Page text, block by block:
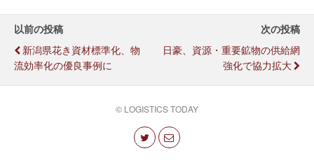
以前の投稿
新潟県花き資材標準化、物
流効率化の優良事例に
次の投稿
日豪、資源・重要鉱物の供給網
強化で協力拡大
© LOGISTICS TODAY